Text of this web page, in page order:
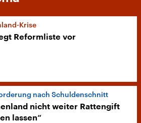
Krise
Reformliste vor
nach Schuldenschnitt
nicht weiter Rattengift
lassen“